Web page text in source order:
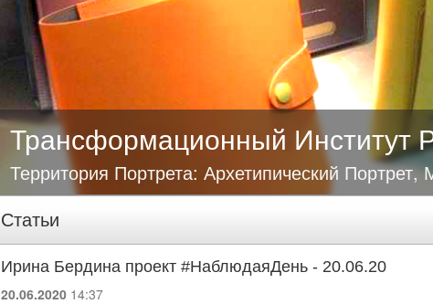
Трансформационный Институт
Территория Портрета: Архетипический Портрет,
Статьи
Ирина Бердина проект #НаблюдаяДень - 20.06.20
20.06.2020 14:37